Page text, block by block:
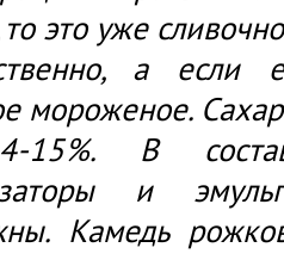
это уже
а
мороженое.
15%. В
и
Камедь